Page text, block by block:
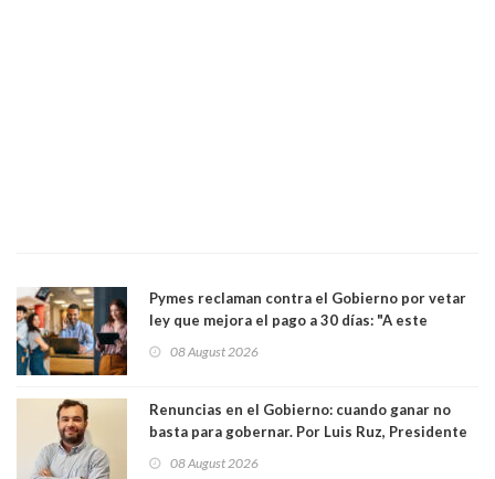
Pymes reclaman contra el Gobierno por vetar
ley que mejora el pago a 30 días: "A este
medianas empresas"
08 August 2026
Renuncias en el Gobierno: cuando ganar no
basta para gobernar. Por Luis Ruz, Presidente
08 August 2026